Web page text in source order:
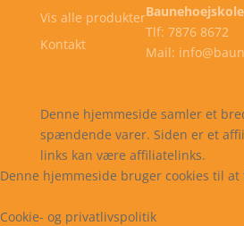
Vis alle produkter
Kontakt
Tlf: 7876 8672
Mail:
Denne hjemmeside samler et
spændende varer. Siden er et
links kan være affiliatelinks.
Denne hjemmeside bruger cookies til
Cookie- og privatlivspolitik